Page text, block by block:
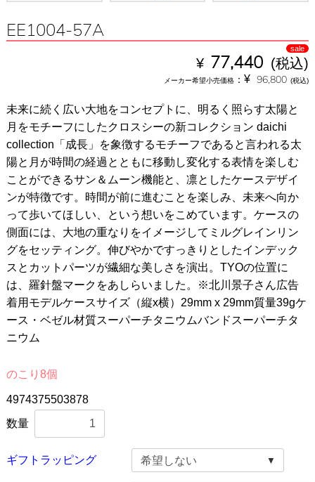
EE1004-57A
sale
¥ 77,440 (税込)
メーカー希望小売価格 ：¥ 96,800 (税込)
未来に続く広い大地をコンセプトに、明るく照らす太陽と
月をモチーフにしたクロスシーの新コレクション daichi
collection「成長」を象徴するモチーフであると言われる太
陽と月が時間の経過とともに移動し変化する表情を楽しむ
ことができるサン＆ムーン機能と、凛としたケースデザイ
ンが特徴です。時間が前に進むことを楽しみ、未来へ向か
って歩いてほしい、という想いをこめています。ケースの
側面には、大地の重なりをイメージしてミルグレインリン
グをセッティング。伸びやかですっきりとしたインデック
スとカットパーツが繊細な美しさを演出。TYOの位置に
は、羅針盤マークをあしらいました。※北川景子さん広告
着用モデルケースサイズ（縦x横）29mm x 29mm質量39gケ
ース・ベゼル材質スーパーチタニウムバンドスーパーチタ
ニウム
のこり8個
4974375503878
数量
ギフトラッピング